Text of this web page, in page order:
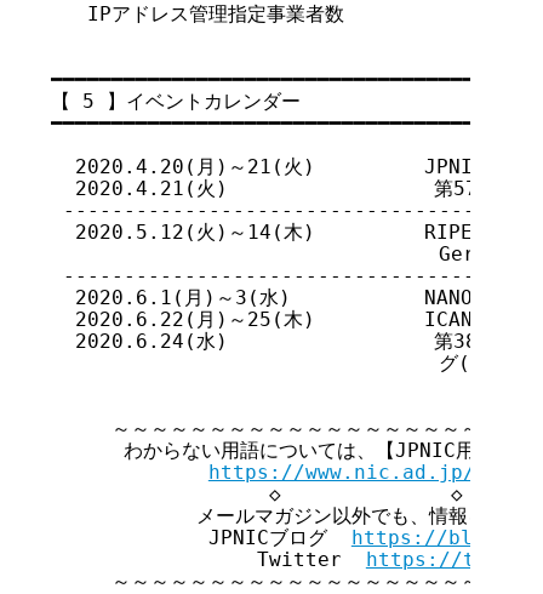
   IPアドレス管理指定事業者数           458
━━━━━━━━━━━━━━━━━━━━━━━━━━━━━━━━━━━
【 5 】イベントカレンダー
━━━━━━━━━━━━━━━━━━━━━━━━━━━━━━━━━━━
2020.4.20(月)～21(火)         JPNIC技術セ
2020.4.21(火)                 第57回
2020.5.12(火)～14(木)         RIPE 80
Germany)
2020.6.1(月)～3(水)           NANOG79
2020.6.22(月)～25(木)         ICANN68 (
2020.6.24(水)                 第38回JPNIC
グ(オンラ
～～～～～～～～～～～～～～～～～～～～～～
わからない用語については、【JPNIC用語集】
https://www.nic.ad.jp/ja/
◇              ◇
メールマガジン以外でも、情報を発信
             JPNICブログ
https://
                 Twitter
https://
～～～～～～～～～～～～～～～～～～～～～～